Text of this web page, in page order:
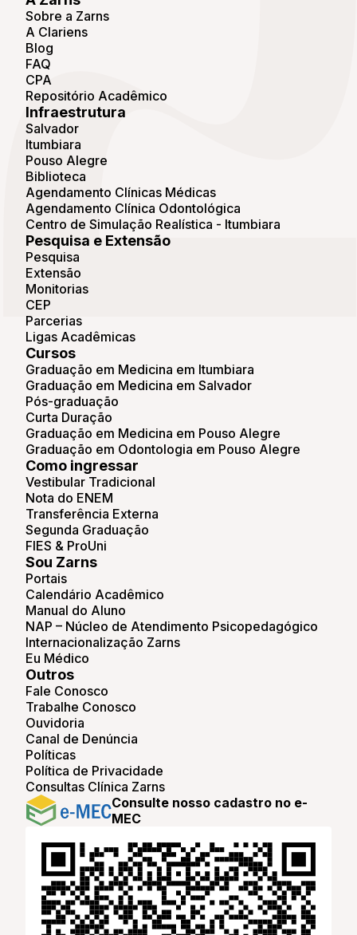
Sobre a Zarns
A Clariens
Blog
FAQ
CPA
Repositório Acadêmico
Infraestrutura
Salvador
Itumbiara
Pouso Alegre
Biblioteca
Agendamento Clínicas Médicas
Agendamento Clínica Odontológica
Centro de Simulação Realística - Itumbiara
Pesquisa e Extensão
Pesquisa
Extensão
Monitorias
CEP
Parcerias
Ligas Acadêmicas
Cursos
Graduação em Medicina em Itumbiara
Graduação em Medicina em Salvador
Pós-graduação
Curta Duração
Graduação em Medicina em Pouso Alegre
Graduação em Odontologia em Pouso Alegre
Como ingressar
Vestibular Tradicional
Nota do ENEM
Transferência Externa
Segunda Graduação
FIES & ProUni
Sou Zarns
Portais
Calendário Acadêmico
Manual do Aluno
NAP – Núcleo de Atendimento Psicopedagógico
Internacionalização Zarns
Eu Médico
Outros
Fale Conosco
Trabalhe Conosco
Ouvidoria
Canal de Denúncia
Políticas
Política de Privacidade
Consultas Clínica Zarns
Consulte nosso cadastro no e-
MEC